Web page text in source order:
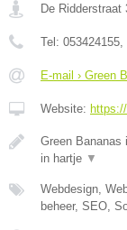
De Ridderstraat
Tel: 053424155
E-mail › Green
Website:
Green Bananas
in hartje ▼
Webdesign,
beheer, SEO,